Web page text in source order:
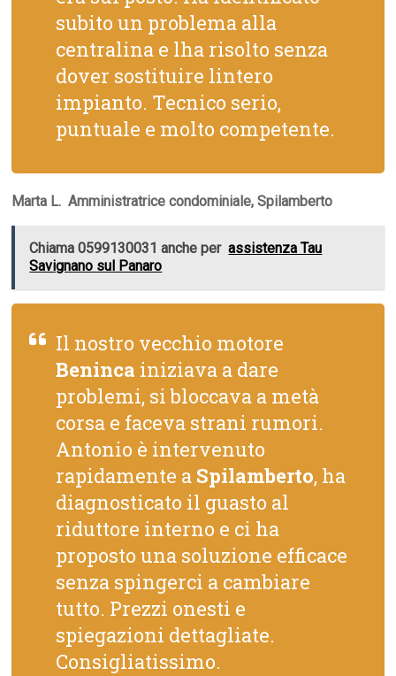
subito un problema alla
centralina e lha risolto senza
dover sostituire lintero
impianto. Tecnico serio,
puntuale e molto competente.
Marta L.  Amministratrice condominiale, Spilamberto
Chiama 0599130031 anche per assistenza Tau
Savignano sul Panaro
Il nostro vecchio motore
Beninca iniziava a dare
problemi, si bloccava a metà
corsa e faceva strani rumori.
Antonio è intervenuto
rapidamente a Spilamberto, ha
diagnosticato il guasto al
riduttore interno e ci ha
proposto una soluzione efficace
senza spingerci a cambiare
tutto. Prezzi onesti e
spiegazioni dettagliate.
Consigliatissimo.